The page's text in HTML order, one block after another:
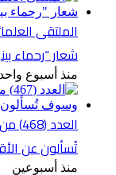
الملتقى
شعار “رحماء
منذ أسبوع واحد
تُسألون عن
منذ أسبوعين